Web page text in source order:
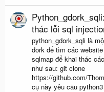
thác lỗi sql
python_gdork_sqli là
dork để tìm các
sqlmap để khai thác
như sau: git clone
https://github.com/
cụ này yêu cầu